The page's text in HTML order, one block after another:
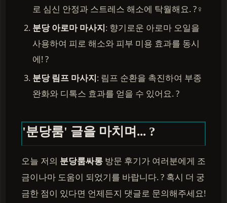
로 심신 안정과 스트레스 해소에 탁월해요. ?‍♀️
분당 아로마 마사지: 향기로운 아로마 오일을
사용하여 피로 해소와 피부 미용 효과를 동시
에! ?
분당 림프 마사지: 림프 순환을 촉진하여 부종
완화와 디톡스 효과를 얻을 수 있어요. ?
'분당룸' 글을 마치며... ?
오늘 저의 분당룸싸롱 방문 후기가 여러분에게 조
금이나마 도움이 되었기를 바랍니다. ? 혹시 더 궁
금한 점이 있다면 언제든지 댓글로 문의해주세요!